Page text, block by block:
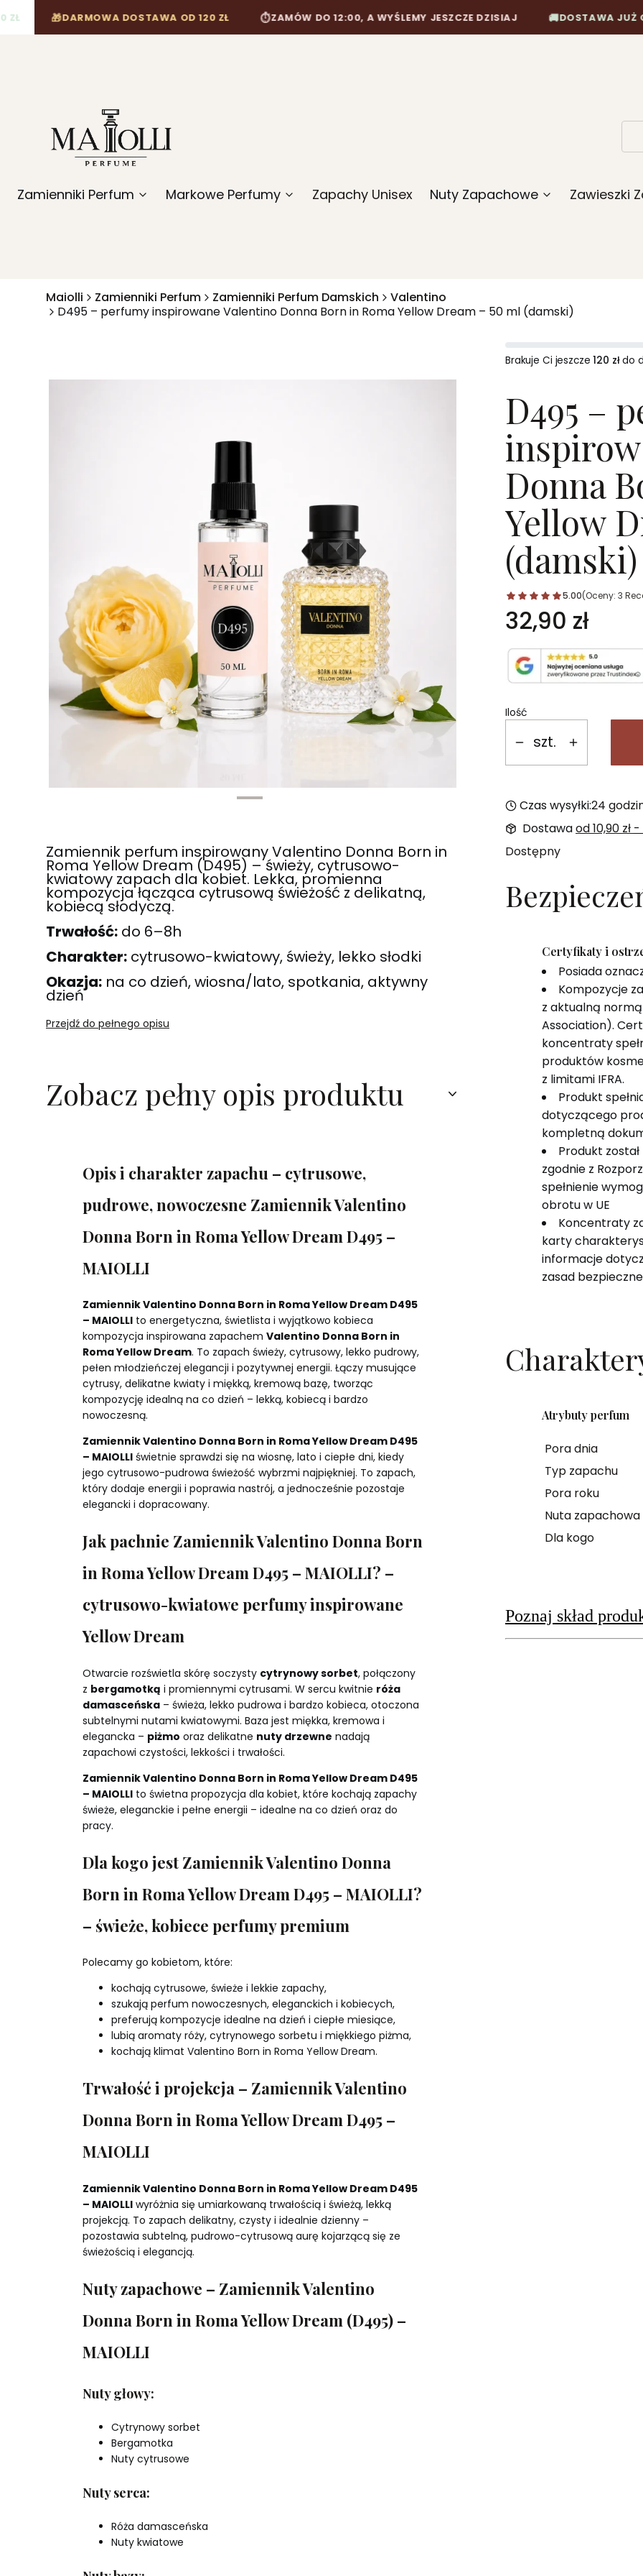
🎁DARMOWA DOSTAWA OD 120 ZŁ ⏱ZAMÓW DO 12:00, A WYŚLEMY JESZCZE DZISIAJ 🚚DOSTAWA JUŻ OD 10,90
Zamienniki Perfum Markowe Perfumy Zapachy Unisex Nuty Zapachowe Zawieszki
Maiolli Zamienniki Perfum Zamienniki Perfum Damskich
Valentino
D495 – perfumy inspirowane Valentino Donna Born in Roma Yellow Dream – 50 ml (damski)
Zamiennik perfum inspirowany Valentino Donna Born in
Roma Yellow Dream (D495) – świeży, cytrusowo-
kwiatowy zapach dla kobiet. Lekka, promienna
kompozycja łącząca cytrusową świeżość z delikatną,
kobiecą słodyczą.
Trwałość: do 6–8h
Charakter: cytrusowo-kwiatowy, świeży, lekko słodki
Okazja: na co dzień, wiosna/lato, spotkania, aktywny
dzień
Przejdź do pełnego opisu
Zobacz pełny opis produktu
Opis i charakter zapachu – cytrusowe,
pudrowe, nowoczesne Zamiennik Valentino
Donna Born in Roma Yellow Dream D495 –
MAIOLLI
Zamiennik Valentino Donna Born in Roma Yellow Dream D495
– MAIOLLIto energetyczna, świetlista i wyjątkowo kobieca
kompozycja inspirowana zapachem Valentino Donna Born in
Roma Yellow Dream. To zapach świeży, cytrusowy, lekko pudrowy,
pełen młodzieńczej elegancji i pozytywnej energii. Łączy musujące
cytrusy, delikatne kwiaty i miękką, kremową bazę, tworząc
kompozycję idealną na co dzień – lekką, kobiecą i bardzo
nowoczesną.
Zamiennik Valentino Donna Born in Roma Yellow Dream D495
– MAIOLLIświetnie sprawdzi się na wiosnę, lato i ciepłe dni, kiedy
jego cytrusowo-pudrowa świeżość wybrzmi najpiękniej. To zapach,
który dodaje energii i poprawia nastrój, a jednocześnie pozostaje
elegancki i dopracowany.
Jak pachnie Zamiennik Valentino Donna Born
in Roma Yellow Dream D495 – MAIOLLI? –
cytrusowo-kwiatowe perfumy inspirowane
Yellow Dream
Otwarcie rozświetla skórę soczysty cytrynowy sorbet, połączony
z bergamotką i promiennymi cytrusami. W sercu kwitnie róża
damasceńska– świeża, lekko pudrowa i bardzo kobieca, otoczona
subtelnymi nutami kwiatowymi. Baza jest miękka, kremowa i
elegancka – piżmo oraz delikatne nuty drzewne nadają
zapachowi czystości, lekkości i trwałości.
Zamiennik Valentino Donna Born in Roma Yellow Dream D495
– MAIOLLIto świetna propozycja dla kobiet, które kochają zapachy
świeże, eleganckie i pełne energii – idealne na co dzień oraz do
pracy.
Dla kogo jest Zamiennik Valentino Donna
Born in Roma Yellow Dream D495 – MAIOLLI?
– świeże, kobiece perfumy premium
Polecamy go kobietom, które:
kochają cytrusowe, świeże i lekkie zapachy,
szukają perfum nowoczesnych, eleganckich i kobiecych,
preferują kompozycje idealne na dzień i ciepłe miesiące,
lubią aromaty róży, cytrynowego sorbetu i miękkiego piżma,
kochają klimat Valentino Born in Roma Yellow Dream.
Trwałość i projekcja – Zamiennik Valentino
Donna Born in Roma Yellow Dream D495 –
MAIOLLI
Zamiennik Valentino Donna Born in Roma Yellow Dream D495
– MAIOLLIwyróżnia się umiarkowaną trwałością i świeżą, lekką
projekcją. To zapach delikatny, czysty i idealnie dzienny –
pozostawia subtelną, pudrowo-cytrusową aurę kojarzącą się ze
świeżością i elegancją.
Nuty zapachowe – Zamiennik Valentino
Donna Born in Roma Yellow Dream (D495) –
MAIOLLI
Nuty głowy:
Cytrynowy sorbet
Bergamotka
Nuty cytrusowe
Nuty serca:
Róża damasceńska
Nuty kwiatowe
Brakuje Ci jeszcze120 złdo
D495 –
Donna
Yellow
(damski)
5.00(Oceny: 3
Cena
32,90 zł
Ilość
szt.
Czas wysyłki:24
Dostawaod 10,90 zł -
Dostępny
Certyfikaty i
Posiada
Kompozycje
z aktualną
Association).
koncentraty
produktów
z limitami IFRA.
Produkt
dotyczącego
kompletną
Produkt
zgodnie z
spełnienie
obrotu w UE
Koncentraty
karty
informacje
zasad
Atrybuty perfum
Pora dnia
Typ zapachu
Pora roku
Nuta zapachowa
Dla kogo
Poznaj skład